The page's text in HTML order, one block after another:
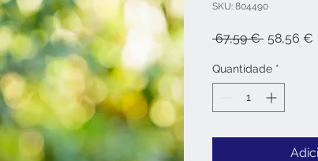
SKU: 804490
67,59 € Preço
58,56 €
Quantidade *